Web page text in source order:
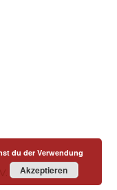
du der Verwendung
Akzeptieren